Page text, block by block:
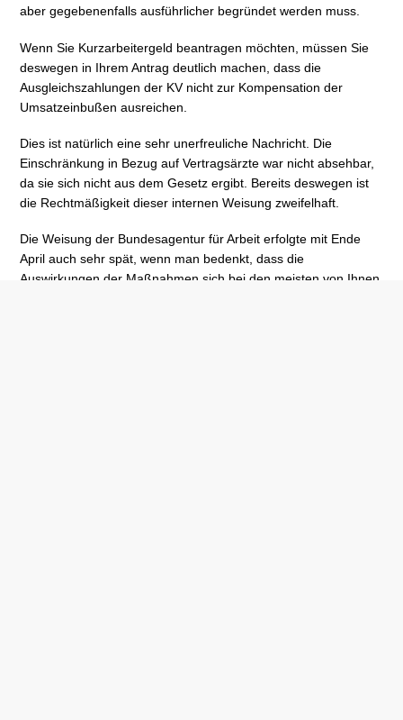
aber gegebenenfalls ausführlicher begründet werden muss.
Wenn Sie Kurzarbeitergeld beantragen möchten, müssen Sie
deswegen in Ihrem Antrag deutlich machen, dass die
Ausgleichszahlungen der KV nicht zur Kompensation der
Umsatzeinbußen ausreichen.
Dies ist natürlich eine sehr unerfreuliche Nachricht. Die
Einschränkung in Bezug auf Vertragsärzte war nicht absehbar,
da sie sich nicht aus dem Gesetz ergibt. Bereits deswegen ist
die Rechtmäßigkeit dieser internen Weisung zweifelhaft.
Die Weisung der Bundesagentur für Arbeit erfolgte mit Ende
April auch sehr spät, wenn man bedenkt, dass die
Auswirkungen der Maßnahmen sich bei den meisten von Ihnen